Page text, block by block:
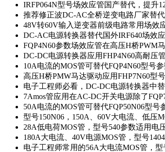
IRFP064N型号场效应管国产替代，提升
推荐修正波DC-AC全桥逆变电路厂家替
48V转60V输入逆变器前级电路常用场效
DC-AC电源转换器替代国外IRF640场效
FQP4N60参数场效应管在高压H桥PWM
DC-DC电源转换器应用FHP4N60高耐压
10A电流的MOS管可替代FQP4N60型号
高压H桥PMW马达驱动应用FHP7N60型
电子工程师必看，DC-DC电源转换器中
7Amos管应用在AC-DC开关电源除了
50A电流的MOS管可替代FQP50N06型
型号150N06，150A、60V大电流、低压
28A低电荷MOS管，型号540参数适用电
180A大电流、40V电源MOS管，型号
电子工程师常用的56A大电流MOS管，型